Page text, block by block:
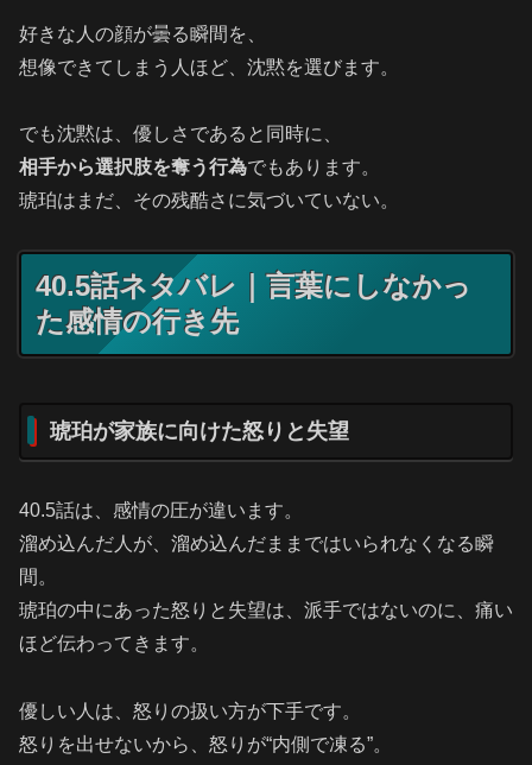
好きな人の顔が曇る瞬間を、
想像できてしまう人ほど、沈黙を選びます。
でも沈黙は、優しさであると同時に、
相手から選択肢を奪う行為でもあります。
琥珀はまだ、その残酷さに気づいていない。
40.5話ネタバレ｜言葉にしなかっ
た感情の行き先
琥珀が家族に向けた怒りと失望
40.5話は、感情の圧が違います。
溜め込んだ人が、溜め込んだままではいられなくなる瞬
間。
琥珀の中にあった怒りと失望は、派手ではないのに、痛い
ほど伝わってきます。
優しい人は、怒りの扱い方が下手です。
怒りを出せないから、怒りが“内側で凍る”。